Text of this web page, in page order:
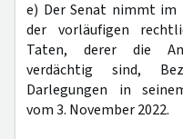
e) Der Senat nimmt im
der vorläufigen
Taten, derer die
verdächtig sind,
Darlegungen in
vom 3. November 2022.